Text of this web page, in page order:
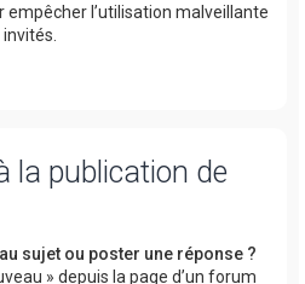
empêcher l’utilisation malveillante
la publication de
sujet ou poster une réponse ?
» depuis la page d’un forum